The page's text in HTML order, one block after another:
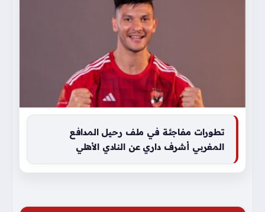
تطورات مفاجئة في ملف رحيل المدافع
المغربي أشرف داري عن النادي الأهلي